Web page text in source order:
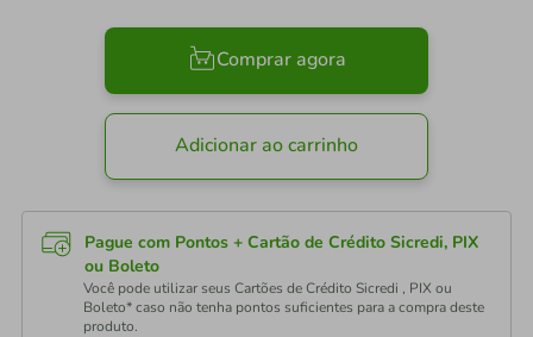
Comprar agora
Adicionar ao carrinho
Pague com Pontos + Cartão de Crédito Sicredi, PIX
ou Boleto
Você pode utilizar seus Cartões de Crédito Sicredi , PIX ou
Boleto* caso não tenha pontos suficientes para a compra deste
produto.